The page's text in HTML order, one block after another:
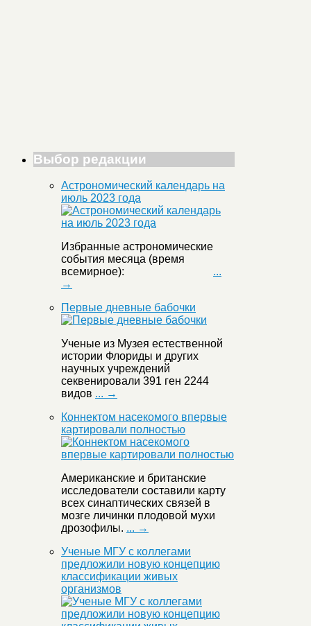
Выбор редакции
Астрономический календарь на
июль 2023 года
Избранные астрономические
события месяца (время
всемирное): ...
→
Первые дневные бабочки
Ученые из Музея естественной
истории Флориды и других
научных учреждений
секвенировали 391 ген 2244
видов ... →
Коннектом насекомого впервые
картировали полностью
Американские и британские
исследователи составили карту
всех синаптических связей в
мозге личинки плодовой мухи
дрозофилы. ... →
Ученые МГУ с коллегами
предложили новую концепцию
классификации живых
организмов